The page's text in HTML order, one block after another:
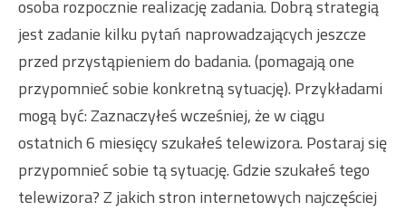
osoba rozpocznie realizację zadania. Dobrą strategią
jest zadanie kilku pytań naprowadzających jeszcze
przed przystąpieniem do badania. (pomagają one
przypomnieć sobie konkretną sytuację). Przykładami
mogą być: Zaznaczyłeś wcześniej, że w ciągu
ostatnich 6 miesięcy szukałeś telewizora. Postaraj się
przypomnieć sobie tą sytuację. Gdzie szukałeś tego
telewizora? Z jakich stron internetowych najczęściej